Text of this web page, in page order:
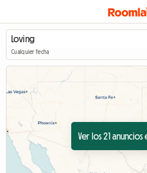
Cualquier fecha
Ver los 21